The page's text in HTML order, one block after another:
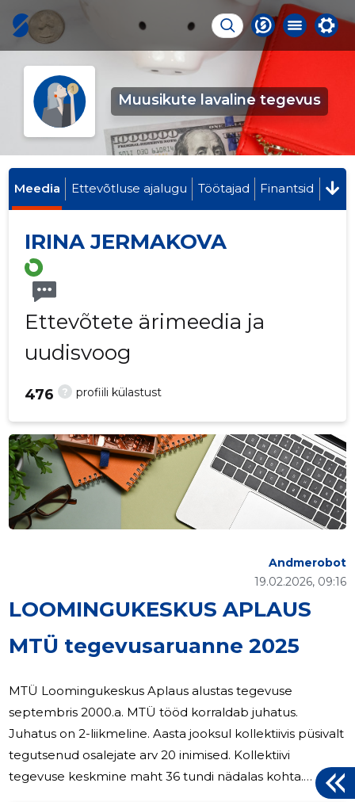
Muusikute lavaline tegevus
Meedia Ettevõtluse ajalugu Töötajad Finantsid
IRINA JERMAKOVA
Ettevõtete ärimeedia ja
uudisvoog
? profiili külastust
476
LOOMINGUKESKUS APLAUS
MTÜ tegevusaruanne 2025
19.02.2026, 09:16
Andmerobot
MTÜ Loomingukeskus Aplaus alustas tegevuse
septembris 2000.a. MTÜ tööd korraldab juhatus.
Juhatus on 2-liikmeline. Aasta jooksul kollektiivis püsivalt
tegutsenud osalejate arv 20 inimised. Kollektiivi
tegevuse keskmine maht 36 tundi nädalas kohta.